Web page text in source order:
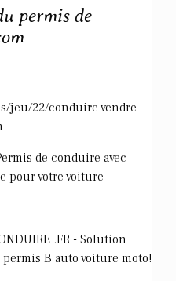
permis de
jeu/22/conduire vendre
de conduire avec
pour votre voiture
.FR - Solution
B auto voiture moto!